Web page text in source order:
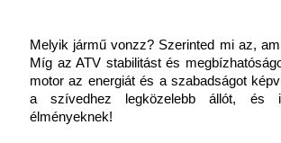
Melyik jármű vonzz? Szerinted mi az,
Míg az ATV stabilitást és
motor az energiát és a szabadságot
a szívedhez legközelebb állót, és
élményeknek!